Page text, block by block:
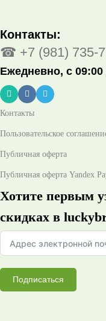
Контакты:
☎ +7 (981) 735-
Ежедневно, с 09:00
Контакты
Пользовательское
Публичная оферта
Публичная оферта Yandex
Хотите первым
скидках в
Подписаться